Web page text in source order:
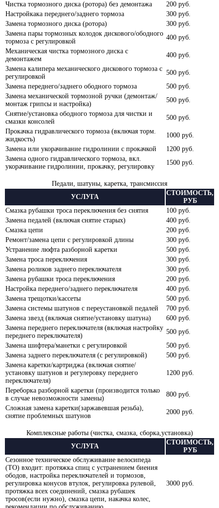
Чистка тормозного диска (ротора) без демонтажа
200 руб.
Настройкака переднего/заднего тормоза
300 руб.
Замена тормозного диска (ротора)
300 руб.
Замена пары тормозных колодок дискового/ободного
тормоза с регулировкой
400 руб.
Механическая чистка тормозного диска с
демонтажем
400 руб.
Замена калипера механического дискового тормоза с
регулировкой
500 руб.
Замена переднего/заднего ободного тормоза
500 руб.
Замена механической тормозной ручки (демонтаж/
монтаж грипсы и настройка)
500 руб.
Снятие/установка ободного тормоза для чистки и
смазки консолей
500 руб.
Прокачка гидравлического тормоза (включая торм.
жидкость)
1000 руб.
Замена или укорачивание гидролинии с прокачкой
1200 руб.
Замена одного гидравлического тормоза, вкл.
укорачивание гидролинии, прокачку, регулировку
1500 руб.
Педали, шатуны, каретка, трансмиссия
УСЛУГА
СТОИМОСТЬ,
РУБ
Смазка рубашки троса переключения без снятия
100 руб.
Замена педалей (включая снятие старых)
400 руб.
Смазка цепи
200 руб.
Ремонт/замена цепи с регулировкой длины
300 руб.
Устранение люфта разборной каретки
500 руб.
Замена троса переключения
300 руб.
Замена роликов заднего переключателя
300 руб.
Замена рубашки троса переключения
200 руб.
Настройка переднего/заднего переключателя
400 руб.
Замена трещотки/кассеты
500 руб.
Замена системы шатунов с переустановкой педалей
700 руб.
Замена звезд (включая снятие/установку шатуна)
600 руб.
Замена переднего переключателя (включая настройку
переднего переключателя)
500 руб.
Замена шифтера/манетки с регулировкой
500 руб.
Замена заднего переключателя (с регулировкой)
500 руб.
Замена каретки/картриджа (включая снятие/
установку шатунов и регулеровку переднего
переключателя)
1200 руб.
Переборка разборной каретки (производится только
в случае невозможности замены)
800 руб.
Сложная замена каретки(заржавевшая резьба),
снятие проблемных шатунов
2000 руб.
Комплексные работы (чистка, смазка, сборка,установка)
УСЛУГА
СТОИМОСТЬ,
РУБ
Сезонное техническое обслуживание велосипеда
(ТО) входит: протяжка спиц с устранением биения
ободов, настройка переключателей и тормозов,
регулировка конусов втулок, регулировка рулевой,
протяжка всех соединений, смазка рубашек
тросов(если нужно), смазка цепи, накачка колес,
3000 руб.